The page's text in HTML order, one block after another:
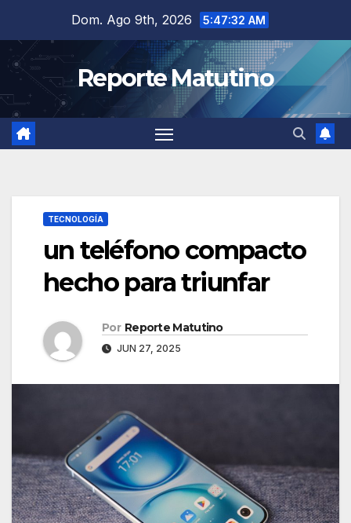
contenido
Dom. Ago 9th, 2026 5:47:33 AM
Reporte Matutino
TECNOLOGÍA
un teléfono compacto
hecho para triunfar
Por Reporte Matutino
JUN 27, 2025